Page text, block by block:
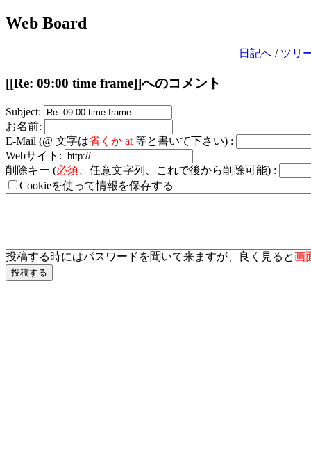
Web Board
日記へ / ツリ
[[Re: 09:00 time frame]]へのコメント
Subject:
お名前:
E-Mail (@ 文字は省くか at 等と書いて下さい) :
Webサイト:
削除キー (必須、 任意文字列、これで後から削除可能) :
Cookieを使って情報を保存する
投稿する時にはパスワードを聞いて来ますが、良く見ると画